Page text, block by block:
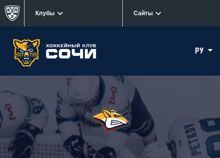
Клубы Сайты
РУ